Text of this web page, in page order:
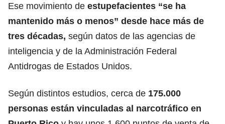
Ese movimiento de estupefacientes “se ha
mantenido más o menos” desde hace más de
tres décadas, según datos de las agencias de
inteligencia y de la Administración Federal
Antidrogas de Estados Unidos.
Según distintos estudios, cerca de 175.000
personas están vinculadas al narcotráfico en